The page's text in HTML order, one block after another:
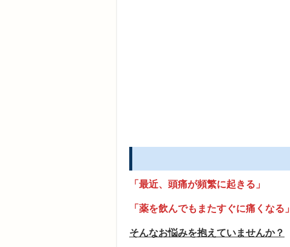
「最近、頭痛が頻繁に起きる」
「薬を飲んでもまたすぐに痛くなる」
そんなお悩みを抱えていませんか？